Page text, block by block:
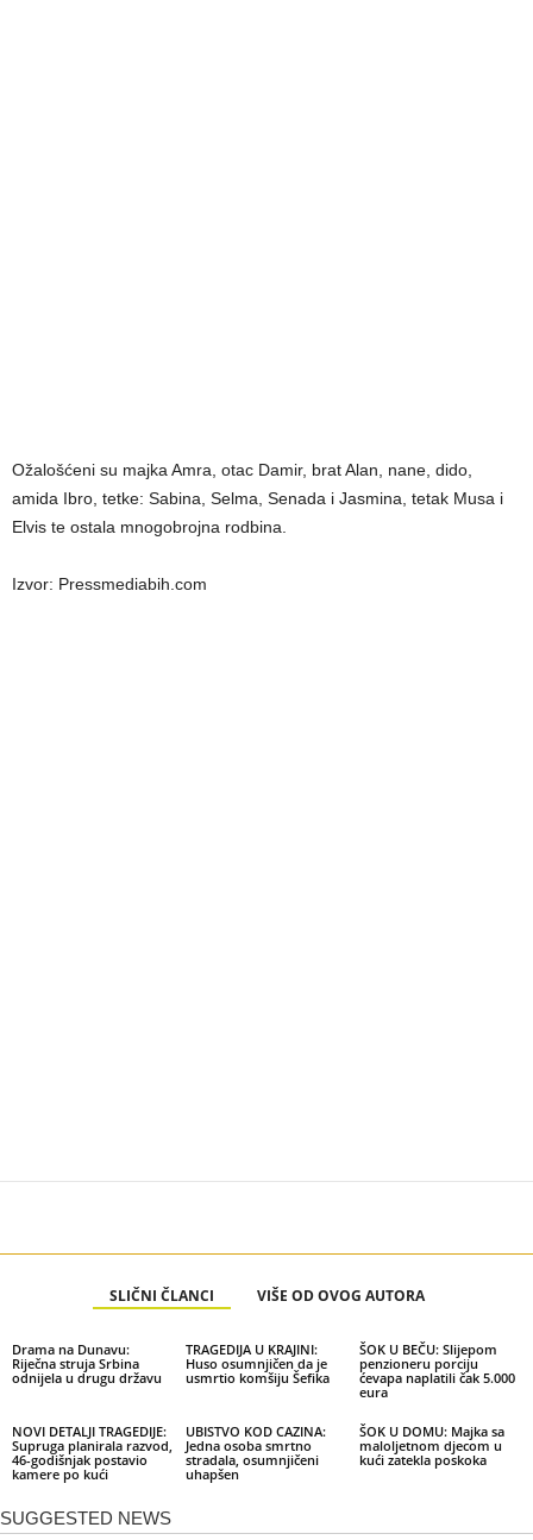
Ožalošćeni su majka Amra, otac Damir, brat Alan, nane, dido,
amida Ibro, tetke: Sabina, Selma, Senada i Jasmina, tetak Musa i
Elvis te ostala mnogobrojna rodbina.
Izvor: Pressmediabih.com
SLIČNI ČLANCI VIŠE OD OVOG AUTORA
Drama na Dunavu:
Riječna struja Srbina
odnijela u drugu državu
TRAGEDIJA U KRAJINI:
Huso osumnjičen da je
usmrtio komšiju Šefika
ŠOK U BEČU: Slijepom
penzioneru porciju
ćevapa naplatili čak 5.000
eura
NOVI DETALJI TRAGEDIJE:
Supruga planirala razvod,
46-godišnjak postavio
kamere po kući
UBISTVO KOD CAZINA:
Jedna osoba smrtno
stradala, osumnjičeni
uhapšen
ŠOK U DOMU: Majka sa
maloljetnom djecom u
kući zatekla poskoka